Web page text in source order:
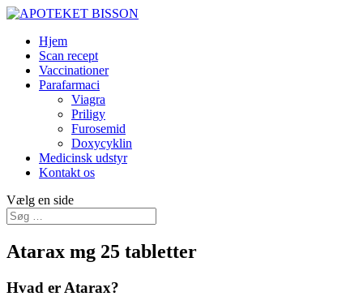
Hjem
Scan recept
Vaccinationer
Parafarmaci
Viagra
Priligy
Furosemid
Doxycyklin
Medicinsk udstyr
Kontakt os
Vælg en side
Atarax mg 25 tabletter
Hvad er Atarax?